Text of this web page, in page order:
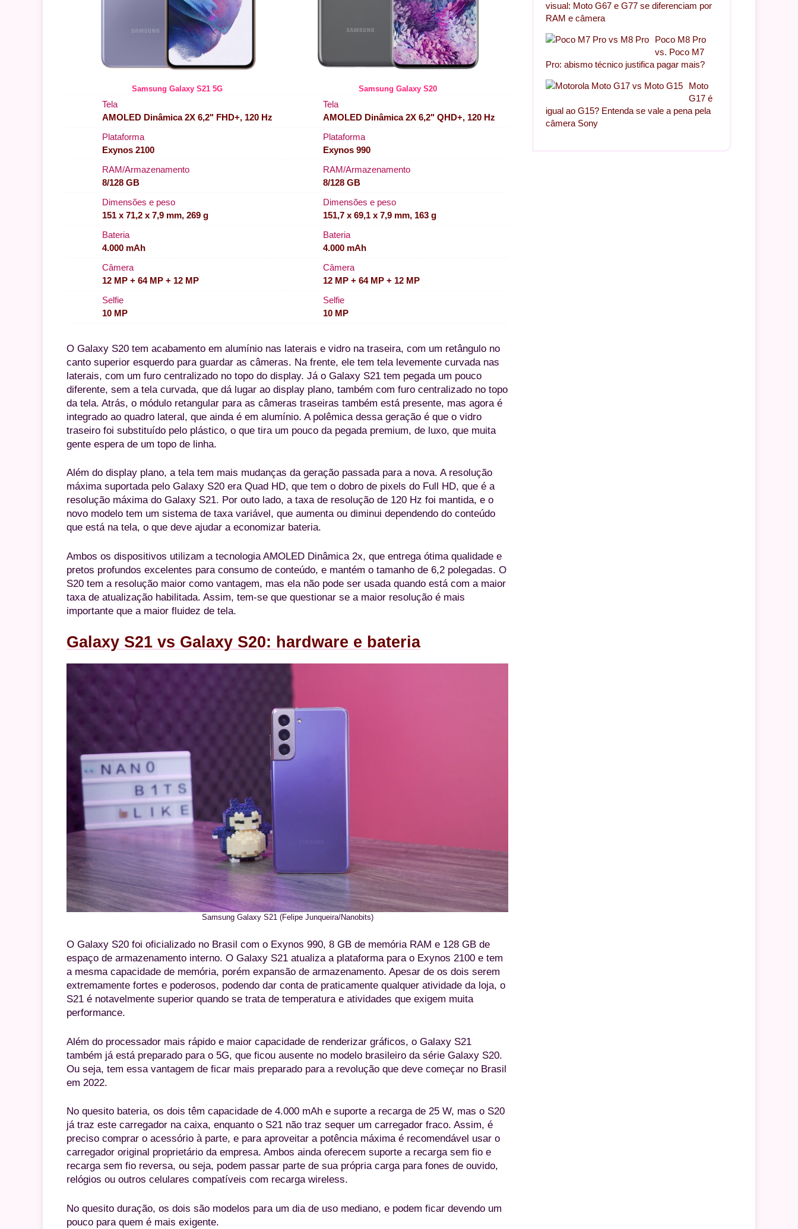
Samsung Galaxy S21 5G
Tela
AMOLED Dinâmica 2X 6,2" FHD+, 120 Hz
Plataforma
Exynos 2100
RAM/Armazenamento
8/128 GB
Dimensões e peso
151 x 71,2 x 7,9 mm, 269 g
Bateria
4.000 mAh
Câmera
12 MP + 64 MP + 12 MP
Selfie
10 MP
Samsung Galaxy S20
Tela
AMOLED Dinâmica 2X 6,2" QHD+, 120 Hz
Plataforma
Exynos 990
RAM/Armazenamento
8/128 GB
Dimensões e peso
151,7 x 69,1 x 7,9 mm, 163 g
Bateria
4.000 mAh
Câmera
12 MP + 64 MP + 12 MP
Selfie
10 MP
O Galaxy S20 tem acabamento em alumínio nas laterais e vidro na traseira, com um retângulo no
canto superior esquerdo para guardar as câmeras. Na frente, ele tem tela levemente curvada nas
laterais, com um furo centralizado no topo do display. Já o Galaxy S21 tem pegada um pouco
diferente, sem a tela curvada, que dá lugar ao display plano, também com furo centralizado no topo
da tela. Atrás, o módulo retangular para as câmeras traseiras também está presente, mas agora é
integrado ao quadro lateral, que ainda é em alumínio. A polêmica dessa geração é que o vidro
traseiro foi substituído pelo plástico, o que tira um pouco da pegada premium, de luxo, que muita
gente espera de um topo de linha.
Além do display plano, a tela tem mais mudanças da geração passada para a nova. A resolução
máxima suportada pelo Galaxy S20 era Quad HD, que tem o dobro de pixels do Full HD, que é a
resolução máxima do Galaxy S21. Por outo lado, a taxa de resolução de 120 Hz foi mantida, e o
novo modelo tem um sistema de taxa variável, que aumenta ou diminui dependendo do conteúdo
que está na tela, o que deve ajudar a economizar bateria.
Ambos os dispositivos utilizam a tecnologia AMOLED Dinâmica 2x, que entrega ótima qualidade e
pretos profundos excelentes para consumo de conteúdo, e mantém o tamanho de 6,2 polegadas. O
S20 tem a resolução maior como vantagem, mas ela não pode ser usada quando está com a maior
taxa de atualização habilitada. Assim, tem-se que questionar se a maior resolução é mais
importante que a maior fluidez de tela.
Galaxy S21 vs Galaxy S20: hardware e bateria
Samsung Galaxy S21 (Felipe Junqueira/Nanobits)
O Galaxy S20 foi oficializado no Brasil com o Exynos 990, 8 GB de memória RAM e 128 GB de
espaço de armazenamento interno. O Galaxy S21 atualiza a plataforma para o Exynos 2100 e tem
a mesma capacidade de memória, porém expansão de armazenamento. Apesar de os dois serem
extremamente fortes e poderosos, podendo dar conta de praticamente qualquer atividade da loja, o
S21 é notavelmente superior quando se trata de temperatura e atividades que exigem muita
performance.
Além do processador mais rápido e maior capacidade de renderizar gráficos, o Galaxy S21
também já está preparado para o 5G, que ficou ausente no modelo brasileiro da série Galaxy S20.
Ou seja, tem essa vantagem de ficar mais preparado para a revolução que deve começar no Brasil
em 2022.
No quesito bateria, os dois têm capacidade de 4.000 mAh e suporte a recarga de 25 W, mas o S20
já traz este carregador na caixa, enquanto o S21 não traz sequer um carregador fraco. Assim, é
preciso comprar o acessório à parte, e para aproveitar a potência máxima é recomendável usar o
carregador original proprietário da empresa. Ambos ainda oferecem suporte a recarga sem fio e
recarga sem fio reversa, ou seja, podem passar parte de sua própria carga para fones de ouvido,
relógios ou outros celulares compatíveis com recarga wireless.
No quesito duração, os dois são modelos para um dia de uso mediano, e podem ficar devendo um
pouco para quem é mais exigente.
visual: Moto G67 e G77 se diferenciam por
RAM e câmera
Poco M8 Pro
vs. Poco M7
Pro: abismo técnico justifica pagar mais?
Moto
G17 é
igual ao G15? Entenda se vale a pena pela
câmera Sony